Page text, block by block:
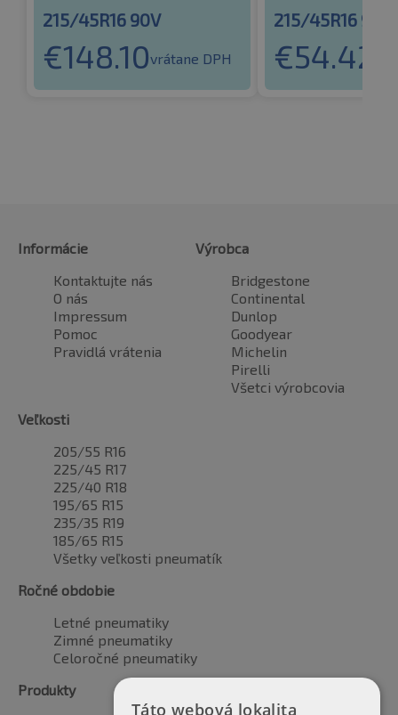
215/45R16 90V
€148.10vrátane DPH
215/45R16 90V
€54.42
Informácie
Kontaktujte nás
O nás
Impressum
Pomoc
Pravidlá vrátenia
Výrobca
Bridgestone
Continental
Dunlop
Goodyear
Michelin
Pirelli
Všetci výrobcovia
Veľkosti
205/55 R16
225/45 R17
225/40 R18
195/65 R15
235/35 R19
185/65 R15
Všetky veľkosti pneumatík
Ročné obdobie
Letné pneumatiky
Zimné pneumatiky
Celoročné pneumatiky
Produkty
Táto webová lokalita